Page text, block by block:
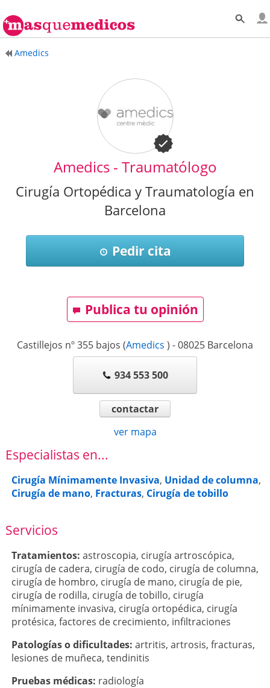
Amedics
Amedics - Traumatólogo
Cirugía Ortopédica y Traumatología en
Barcelona
Pedir cita
Publica tu opinión
Castillejos nº 355 bajos (Amedics ) -08025 Barcelona
934 553 500
contactar
ver mapa
Especialistas en...
Cirugía Mínimamente Invasiva, Unidad de columna,
Cirugía de mano, Fracturas, Cirugía de tobillo
Servicios
Tratamientos: astroscopia, cirugía artroscópica,
cirugía de cadera, cirugía de codo, cirugía de columna,
cirugía de hombro, cirugía de mano, cirugía de pie,
cirugía de rodilla, cirugía de tobillo, cirugía
mínimamente invasiva, cirugía ortopédica, cirugía
protésica, factores de crecimiento, infiltraciones
Patologí­as o dificultades: artritis, artrosis, fracturas,
lesiones de muñeca, tendinitis
Pruebas médicas: radiología